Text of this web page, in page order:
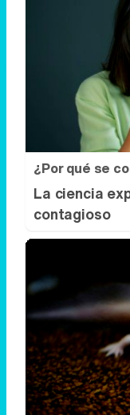
¿Por qué se
La ciencia
contagioso